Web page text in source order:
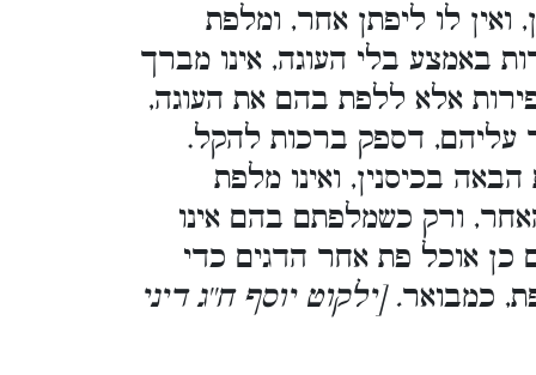
ואין לו ליפתן אחר, ומלפת
באמצע בלי העוגה, אינו מברך
אלא ללפת בהם את העוגה,
עליהם, דספק ברכות להקל.
בכיסנין, ואינו מלפת
ורק כשמלפתם בהם אינו
כן אוכל פת אחר הדגים כדי
כמבואר. [ילקוט יוסף ח''ג דיני